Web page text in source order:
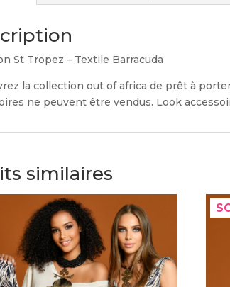
St Tropez – Textile Barracuda
la collection out of africa de prêt à
ne peuvent être vendus. Look
similaires